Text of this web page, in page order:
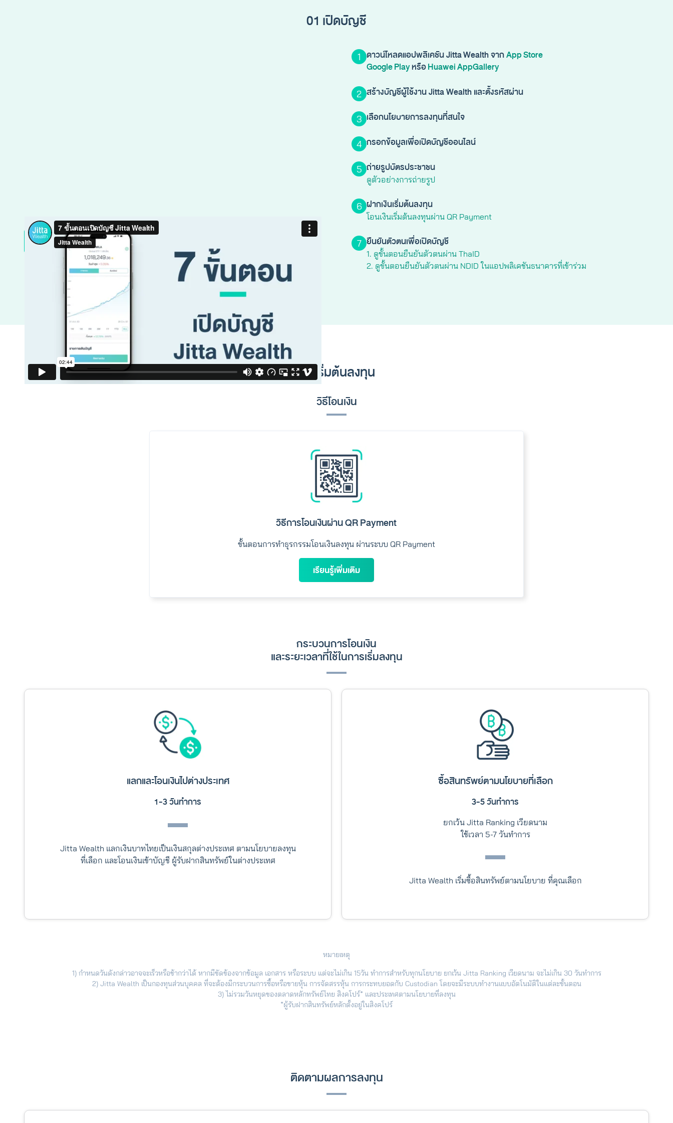
01 เปิดบัญชี
เปิดบัญชีลงทุน
1 ดาวน์โหลดแอปพลิเคชัน Jitta Wealth จากApp Store
Google PlayหรือHuawei AppGallery
2 สร้างบัญชีผู้ใช้งาน Jitta Wealth และตั้งรหัสผ่าน
3 เลือกนโยบายการลงทุนที่สนใจ
4 กรอกข้อมูลเพื่อเปิดบัญชีออนไลน์
5 ถ่ายรูปบัตรประชาชน
ดูตัวอย่างการถ่ายรูป
บัตรประชาชน
ผ่าน
ไม่ผ่าน
บัตรประชาชน
คู่กับใบหน้าตรง
6 ฝากเงินเริ่มต้นลงทุน
โอนเงินเริ่มต้นลงทุนผ่าน QR Payment
7 ยืนยันตัวตนเพื่อเปิดบัญชี
1. ดูขั้นตอนยืนยันตัวตนผ่าน ThaID
2. ดูขั้นตอนยืนยันตัวตนผ่าน NDID ในแอปพลิเคชันธนาคารที่เข้าร่วม
02 เริ่มต้นลงทุน
วิธีโอนเงิน
วิธีการโอนเงินผ่าน QR Payment
ขั้นตอนการทำธุรกรรมโอนเงินลงทุน ผ่านระบบ QR Payment
เรียนรู้เพิ่มเติม
กระบวนการโอนเงิน
และระยะเวลาที่ใช้ในการเริ่มลงทุน
แลกและโอนเงินไปต่างประเทศ
1-3 วันทำการ
Jitta Wealth แลกเงินบาทไทยเป็นเงินสกุลต่างประเทศ ตามนโยบายลงทุน
ที่เลือก และโอนเงินเข้าบัญชี ผู้รับฝากสินทรัพย์ในต่างประเทศ
ซื้อสินทรัพย์ตามนโยบายที่เลือก
3-5 วันทำการ
ยกเว้น Jitta Ranking เวียดนาม
ใช้เวลา 5-7 วันทำการ
Jitta Wealth เริ่มซื้อสินทรัพย์ตามนโยบาย ที่คุณเลือก
หมายเหตุ
1) กำหนดวันดังกล่าวอาจจะเร็วหรือช้ากว่าได้ หากมีขัดข้องจากข้อมูล เอกสาร หรือระบบ แต่จะไม่เกิน 15วัน ทำการสำหรับทุกนโยบาย ยกเว้น Jitta Ranking เวียดนาม จะไม่เกิน 30 วันทำการ
2) Jitta Wealth เป็นกองทุนส่วนบุคคล ที่จะต้องมีกระบวนการซื้อหรือขายหุ้น การจัดสรรหุ้น การกระทบยอดกับ Custodian โดยจะมีระบบทำงานแบบอัตโนมัติในแต่ละขั้นตอน
3) ไม่รวมวันหยุดของตลาดหลักทรัพย์ไทย สิงคโปร์* และประเทศตามนโยบายที่ลงทุน
*ผู้รับฝากสินทรัพย์หลักตั้งอยู่ในสิงคโปร์
ติดตามผลการลงทุน